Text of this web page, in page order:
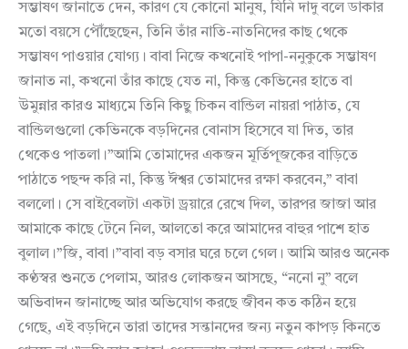
সম্ভাষণ জানাতে দেন, কারণ যে কোনো মানুষ, যিনি দাদু বলে ডাকার
মতো বয়সে পৌঁছেছেন, তিনি তাঁর নাতি-নাতনিদের কাছ থেকে
সম্ভাষণ পাওয়ার যোগ্য। বাবা নিজে কখনোই পাপা-ননুকুকে সম্ভাষণ
জানাত না, কখনো তাঁর কাছে যেত না, কিন্তু কেভিনের হাতে বা
উমুন্নার কারও মাধ্যমে তিনি কিছু চিকন বান্ডিল নায়রা পাঠাত, যে
বান্ডিলগুলো কেভিনকে বড়দিনের বোনাস হিসেবে যা দিত, তার
থেকেও পাতলা।”আমি তোমাদের একজন মূর্তিপূজকের বাড়িতে
পাঠাতে পছন্দ করি না, কিন্তু ঈশ্বর তোমাদের রক্ষা করবেন,” বাবা
বললো। সে বাইবেলটা একটা ড্রয়ারে রেখে দিল, তারপর জাজা আর
আমাকে কাছে টেনে নিল, আলতো করে আমাদের বাহুর পাশে হাত
বুলাল।”জি, বাবা।”বাবা বড় বসার ঘরে চলে গেল। আমি আরও অনেক
কণ্ঠস্বর শুনতে পেলাম, আরও লোকজন আসছে, “ননো নু” বলে
অভিবাদন জানাচ্ছে আর অভিযোগ করছে জীবন কত কঠিন হয়ে
গেছে, এই বড়দিনে তারা তাদের সন্তানদের জন্য নতুন কাপড় কিনতে